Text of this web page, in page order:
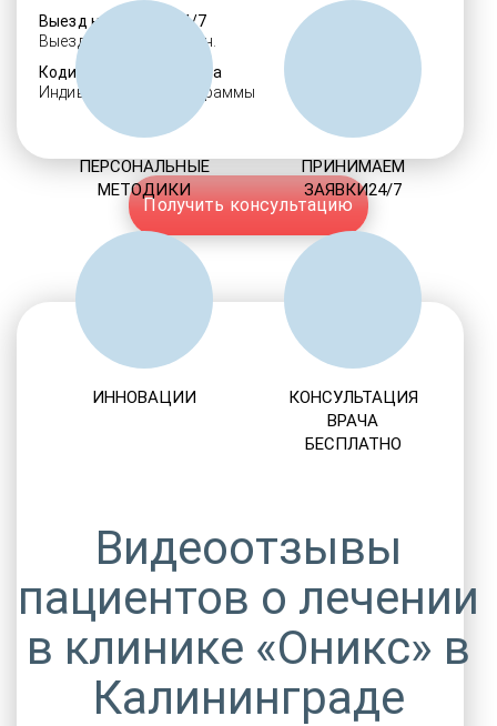
Выезд нарколога 24/7
Выезд в течение 30 мин.
Кодировка алкоголизма
Индивидуальные программы
Получить консультацию
ПЕРСОНАЛЬНЫЕ
МЕТОДИКИ
ПРИНИМАЕМ
ЗАЯВКИ24/7
ИННОВАЦИИ
КОНСУЛЬТАЦИЯ
ВРАЧА
БЕСПЛАТНО
Видеоотзывы
пациентов о лечении
в клинике «Оникс» в
Калининграде